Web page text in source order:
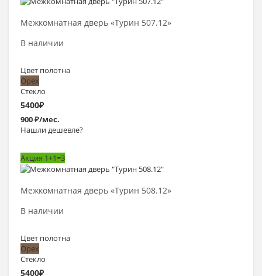
Межкомнатная дверь «Турин 507.12»
В наличии
Цвет полотна
Орех
Стекло
5400₽
900 ₽/мес.
Нашли дешевле?
Выбрать >
Акция 1+1=3
Межкомнатная дверь «Турин 508.12»
В наличии
Цвет полотна
Орех
Стекло
5400₽
Выбрать >